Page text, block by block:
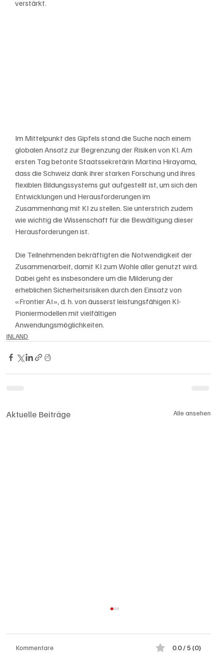
verstärkt.
Im Mittelpunkt des Gipfels stand die Suche nach einem
globalen Ansatz zur Begrenzung der Risiken von KI. Am
ersten Tag betonte Staatssekretärin Martina Hirayama,
dass die Schweiz dank ihrer starken Forschung und ihres
flexiblen Bildungssystems gut aufgestellt ist, um sich den
Entwicklungen und Herausforderungen im
Zusammenhang mit KI zu stellen. Sie unterstrich zudem
wie wichtig die Wissenschaft für die Bewältigung dieser
Herausforderungen ist.
Die Teilnehmenden bekräftigten die Notwendigkeit der
Zusammenarbeit, damit KI zum Wohle aller genutzt wird.
Dabei geht es insbesondere um die Milderung der
erheblichen Sicherheitsrisiken durch den Einsatz von
«Frontier AI», d. h. von äusserst leistungsfähigen KI-
Pioniermodellen mit vielfältigen
Anwendungsmöglichkeiten.
INLAND
Aktuelle Beiträge Alle ansehen
Kommentare 0.0 / 5 (0)